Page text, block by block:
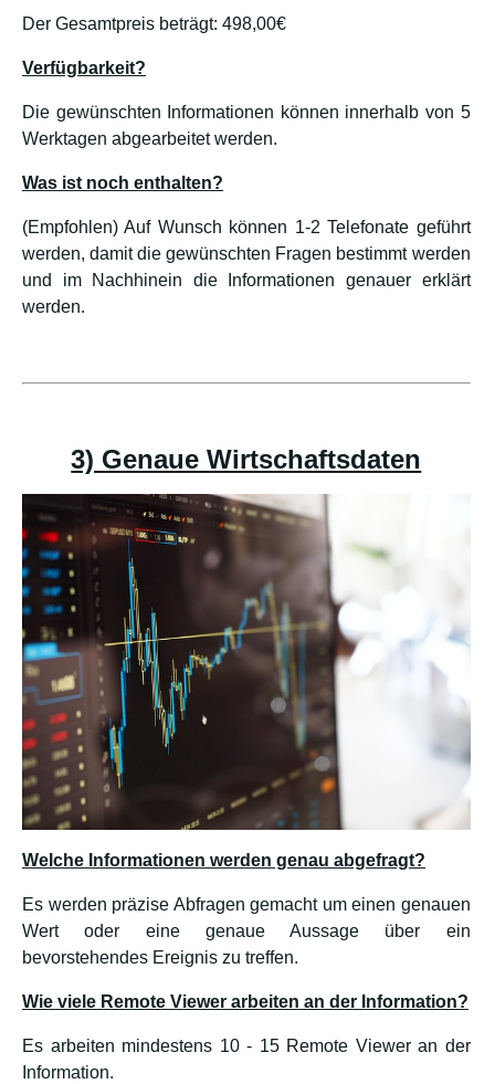
Der Gesamtpreis beträgt: 498,00€
Verfügbarkeit?
Die gewünschten Informationen können innerhalb von 5
Werktagen abgearbeitet werden.
Was ist noch enthalten?
(Empfohlen) Auf Wunsch können 1-2 Telefonate geführt
werden, damit die gewünschten Fragen bestimmt werden
und im Nachhinein die Informationen genauer erklärt
werden.
3) Genaue Wirtschaftsdaten
Welche Informationen werden genau abgefragt?
Es werden präzise Abfragen gemacht um einen genauen
Wert oder eine genaue Aussage über ein
bevorstehendes Ereignis zu treffen.
Wie viele Remote Viewer arbeiten an der Information?
Es arbeiten mindestens 10 - 15 Remote Viewer an der
Information.